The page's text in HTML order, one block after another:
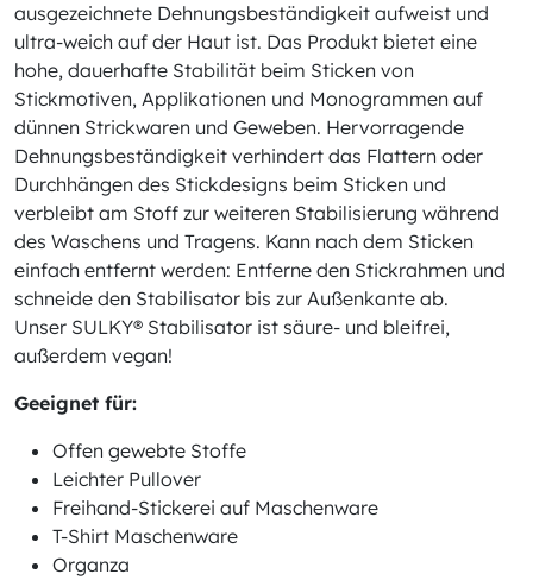
ausgezeichnete Dehnungsbeständigkeit aufweist und
ultra-weich auf der Haut ist. Das Produkt bietet eine
hohe, dauerhafte Stabilität beim Sticken von
Stickmotiven, Applikationen und Monogrammen auf
dünnen Strickwaren und Geweben. Hervorragende
Dehnungsbeständigkeit verhindert das Flattern oder
Durchhängen des Stickdesigns beim Sticken und
verbleibt am Stoff zur weiteren Stabilisierung während
des Waschens und Tragens. Kann nach dem Sticken
einfach entfernt werden: Entferne den Stickrahmen und
schneide den Stabilisator bis zur Außenkante ab.
Unser SULKY® Stabilisator ist säure- und bleifrei,
außerdem vegan!
Geeignet für:
Offen gewebte Stoffe
Leichter Pullover
Freihand-Stickerei auf Maschenware
T-Shirt Maschenware
Organza